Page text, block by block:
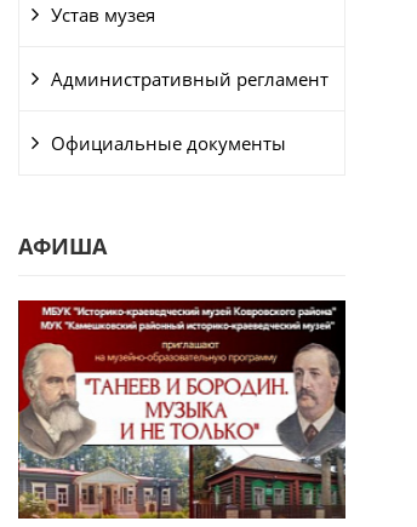
Устав музея
Административный регламент
Официальные документы
АФИША